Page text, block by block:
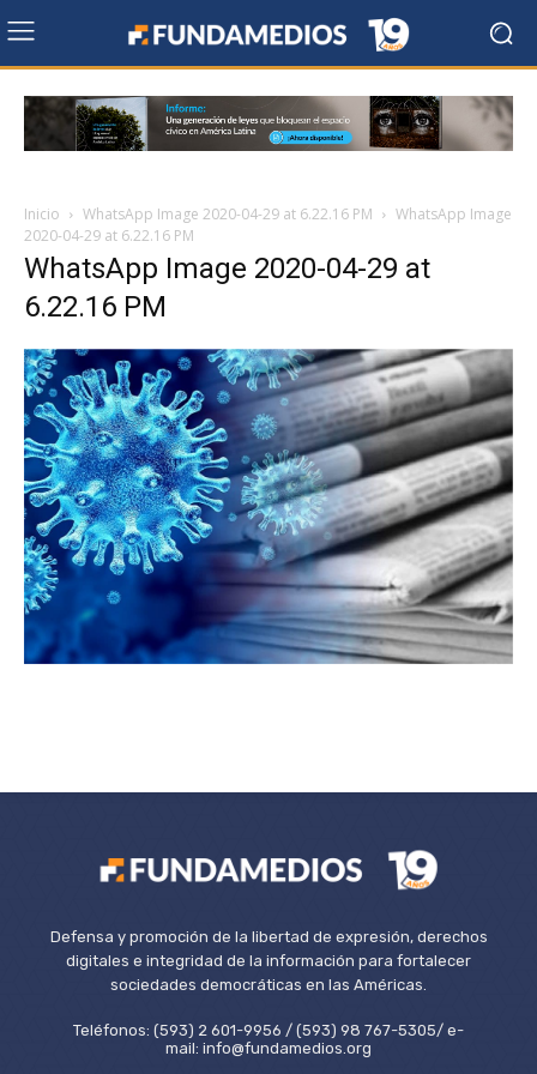
Inicio WhatsApp Image 2020-04-29 at 6.22.16 PM
WhatsApp Image
2020-04-29 at 6.22.16 PM
WhatsApp Image 2020-04-29 at
6.22.16 PM
Defensa y promoción de la libertad de expresión, derechos
digitales e integridad de la información para fortalecer
sociedades democráticas en las Américas.
Teléfonos: (593) 2 601-9956 / (593) 98 767-5305/ e-
mail: info@fundamedios.org